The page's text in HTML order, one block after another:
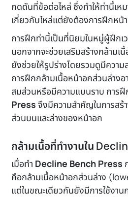
กดดันที่ข้อต่อไหล่ ซึ่งทำให้ท่านี้เห
เกี่ยวกับไหล่แต่ยังต้องการฝึกหน้
การฝึกท่านี้เป็นที่นิยมในหมู่ผู้ฝึกเว
นอกจากจะช่วยเสริมสร้างกล้ามเ
ยังช่วยให้รูปร่างโดยรวมดูมีความ
การฝึกกล้ามเนื้อหน้าอกส่วนล่างอ
สมส่วนหรือมีความแบนราบ การฝึ
Press จึงมีความสำคัญในการสร้
ส่วนบนและล่างของหน้าอก
กล้ามเนื้อที่ทำงานใน
เมื่อทำ Decline Bench Press
คือกล้ามเนื้อหน้าอกส่วนล่าง
แต่ในขณะเดียวกันยังมีการใช้งา